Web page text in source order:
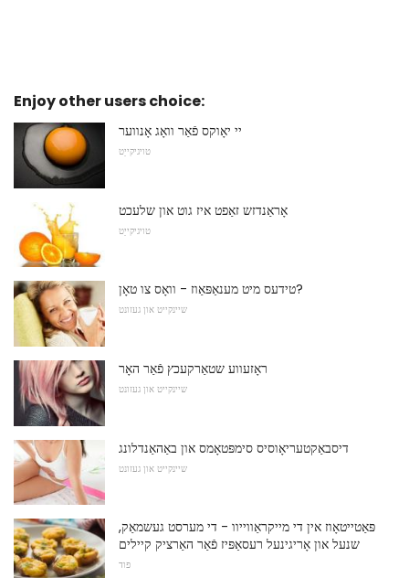
Enjoy other users choice:
יי יאָוקס פֿאַר וואָג אָנווער
טויגיקייַט
אָראַנדזש זאַפט איז גוט און שלעכט
טויגיקייַט
טידעס מיט מענאַפּאַוז - וואָס צו טאָן?
שיינקייט און געזונט
ראָזעווע שטאַרקעכץ פֿאַר האָר
שיינקייט און געזונט
דיסבאַקטעריאָוסיס סימפּטאָמס און באַהאַנדלונג
שיינקייט און געזונט
פּאַטייטאָוז אין די מייקראַווייוו - די מערסט געשמאַק,
שנעל און אָריגינעל רעסאַפּיז פֿאַר האַרציק קיילים
פוד